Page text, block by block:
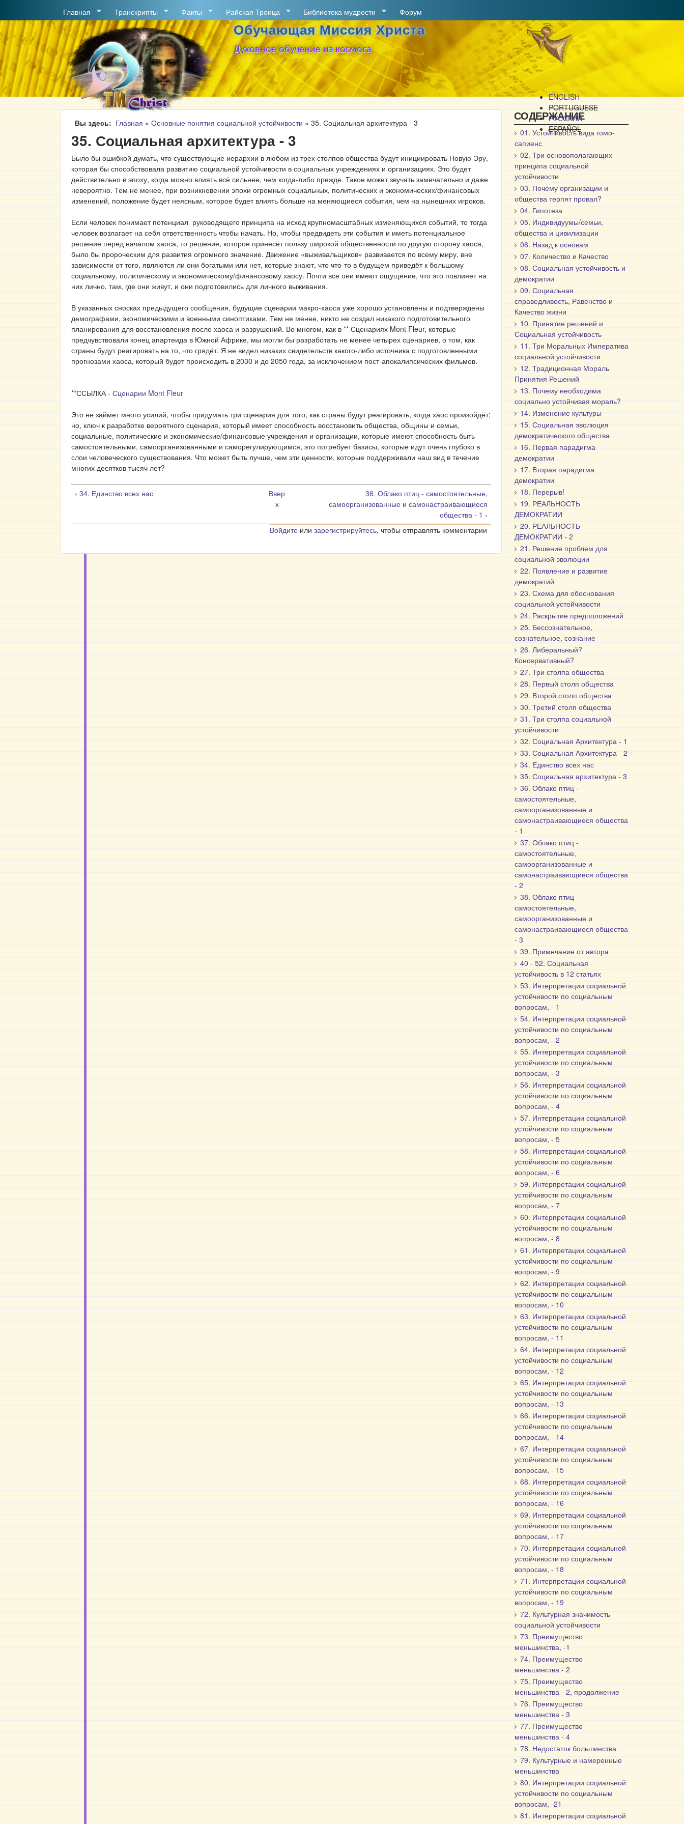
Перейти к основному
содержанию
MAIN MENU
Главная Транскрипты Факты Райская Троица Библиотека мудрости Форум
Обучающая Миссия Христа
Духовное обучение из космоса
ENGLISH
PORTUGUESE
РУССКИЙ
ESPAÑOL
Вы здесь Главная » Основные понятия социальной устойчивости » 35. Социальная архитектура - 3
35. Социальная архитектура - 3
Было бы ошибкой думать, что существующие иерархии в любом из трех столпов общества будут инициировать Новую Эру,
которая бы способствовала развитию социальной устойчивости в социальных учреждениях и организациях. Это будет
действительно в эпоху, когда можно влиять всё сильнее, чем когда-либо прежде. Такое может звучать замечательно и даже
невероятно. Тем не менее, при возникновении эпохи огромных социальных, политических и экономических/финансовых
изменений, положение будет неясным, которое будет влиять больше на меняющиеся события, чем на нынешних игроков.
Если человек понимает потенциал руководящего принципа на исход крупномасштабных изменяющихся событий, то тогда
человек возлагает на себя ответственность чтобы начать. Но, чтобы предвидеть эти события и иметь потенциальное
решение перед началом хаоса, то решение, которое принесёт пользу широкой общественности по другую сторону хаоса,
было бы пророческим для развития огромного значение. Движение «выживальщиков» развивается по всему миру, вне
зависимости от того, являются ли они богатыми или нет, которые знают, что что-то в будущем приведёт к большому
социальному, политическому и экономическому/финансовому хаосу. Почти все они имеют ощущение, что это повлияет на
них лично, там, где они живут, и они подготовились для личного выживания.
В указанных сносках предыдущего сообщения, будущие сценарии макро-хаоса уже хорошо установлены и подтверждены
демографами, экономическими и военными синоптиками. Тем не менее, никто не создал никакого подготовительного
планирования для восстановления после хаоса и разрушений. Во многом, как в ** Сценариях Mont Fleur, которые
предчувствовали конец апартеида в Южной Африке, мы могли бы разработать не менее четырех сценариев, о том, как
страны будут реагировать на то, что грядёт. Я не видел никаких свидетельств какого-либо источника с подготовленными
прогнозами хаоса, который будет происходить в 2030 и до 2050 года, за исключением пост-апокалипсических фильмов.
**ССЫЛКА - Сценарии Mont Fleur
Это не займет много усилий, чтобы придумать три сценария для того, как страны будут реагировать, когда хаос произойдёт;
но, ключ к разработке вероятного сценария, который имеет способность восстановить общества, общины и семьи,
социальные, политические и экономические/финансовые учреждения и организации, которые имеют способность быть
самостоятельными, самоорганизованными и саморегулирующимся, это потребует базисы, которые идут очень глубоко в
слои человеческого существования. Что может быть лучше, чем эти ценности, которые поддерживали наш вид в течение
многих десятков тысяч лет?
‹ 34. Единство всех нас
Ввер
х
36. Облако птиц - самостоятельные,
самоорганизованные и самонастраивающиеся
общества - 1 ›
Войдитеили зарегистрируйтесь, чтобы отправлять комментарии
СОДЕРЖАНИЕ
01. Устойчивость вида гомо-
сапиенс
02. Три основополагающих
принципа социальной
устойчивости
03. Почему организации и
общества терпят провал?
04. Гипотеза
05. Индивидуумы/семьи,
общества и цивилизации
06. Назад к основам
07. Количество и Качество
08. Социальная устойчивость и
демократии
09. Социальная
справедливость, Равенство и
Качество жизни
10. Принятие решений и
Социальная устойчивость
11. Три Моральных Императива
социальной устойчивости
12. Традиционная Мораль
Принятия Решений
13. Почему необходима
социально устойчивая мораль?
14. Изменение культуры
15. Социальная эволюция
демократического общества
16. Первая парадигма
демократии
17. Вторая парадигма
демократии
18. Перерыв!
19. РЕАЛЬНОСТЬ
ДЕМОКРАТИИ
20. РЕАЛЬНОСТЬ
ДЕМОКРАТИИ - 2
21. Решение проблем для
социальной эволюции
22. Появление и развитие
демократий
23. Схема для обоснования
социальной устойчивости
24. Раскрытие предположений
25. Бессознательное,
сознательное, сознание
26. Либеральный?
Консервативный?
27. Три столпа общества
28. Первый столп общества
29. Второй столп общества
30. Третий столп общества
31. Три столпа социальной
устойчивости
32. Социальная Архитектура - 1
33. Социальная Архитектура - 2
34. Единство всех нас
35. Социальная архитектура - 3
36. Облако птиц -
самостоятельные,
самоорганизованные и
самонастраивающиеся общества
- 1
37. Облако птиц -
самостоятельные,
самоорганизованные и
самонастраивающиеся общества
- 2
38. Облако птиц -
самостоятельные,
самоорганизованные и
самонастраивающиеся общества
- 3
39. Примечание от автора
40 - 52. Социальная
устойчивость в 12 статьях
53. Интерпретации социальной
устойчивости по социальным
вопросам, - 1
54. Интерпретации социальной
устойчивости по социальным
вопросам, - 2
55. Интерпретации социальной
устойчивости по социальным
вопросам, - 3
56. Интерпретации социальной
устойчивости по социальным
вопросам, - 4
57. Интерпретации социальной
устойчивости по социальным
вопросам, - 5
58. Интерпретации социальной
устойчивости по социальным
вопросам, - 6
59. Интерпретации социальной
устойчивости по социальным
вопросам, - 7
60. Интерпретации социальной
устойчивости по социальным
вопросам, - 8
61. Интерпретации социальной
устойчивости по социальным
вопросам, - 9
62. Интерпретации социальной
устойчивости по социальным
вопросам, - 10
63. Интерпретации социальной
устойчивости по социальным
вопросам, - 11
64. Интерпретации социальной
устойчивости по социальным
вопросам, - 12
65. Интерпретации социальной
устойчивости по социальным
вопросам, - 13
66. Интерпретации социальной
устойчивости по социальным
вопросам, - 14
67. Интерпретации социальной
устойчивости по социальным
вопросам, - 15
68. Интерпретации социальной
устойчивости по социальным
вопросам, - 16
69. Интерпретации социальной
устойчивости по социальным
вопросам, - 17
70. Интерпретации социальной
устойчивости по социальным
вопросам, - 18
71. Интерпретации социальной
устойчивости по социальным
вопросам, - 19
72. Культурная значимость
социальной устойчивости
73. Преимущество
меньшинства, -1
74. Преимущество
меньшинства - 2
75. Преимущество
меньшинства - 2, продолжение
76. Преимущество
меньшинства - 3
77. Преимущество
меньшинства - 4
78. Недостаток большинства
79. Культурные и намеренные
меньшинства
80. Интерпретации социальной
устойчивости по социальным
вопросам, -21
81. Интерпретации социальной